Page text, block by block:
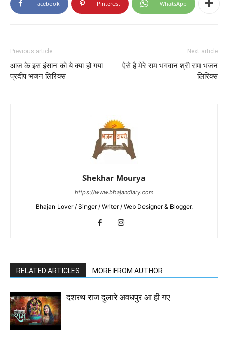
Facebook Pinterest WhatsApp
Previous article
आज के इस इंसान को ये क्या हो गया
प्रदीप भजन लिरिक्स
Next article
ऐसे है मेरे राम भगवान श्री राम भजन
लिरिक्स
Shekhar Mourya
https://www.bhajandiary.com
Bhajan Lover / Singer / Writer / Web Designer & Blogger.
RELATED ARTICLES MORE FROM AUTHOR
दशरथ राज दुलारे अवधपुर आ ही गए